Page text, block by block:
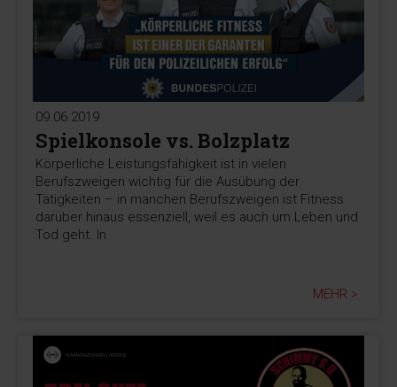
09.06.2019
Spielkonsole vs. Bolzplatz
Körperliche Leistungsfähigkeit ist in vielen
Berufszweigen wichtig für die Ausübung der
Tätigkeiten – in manchen Berufszweigen ist Fitness
darüber hinaus essenziell, weil es auch um Leben und
Tod geht. In
MEHR >